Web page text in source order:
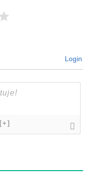
Login
[+]